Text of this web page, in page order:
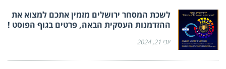
לשכת המסחר ירושלים מזמין אתכם למצוא את
ההזדמנות העסקית הבאה, פרטים בגוף הפוסט !
יוני 21, 2024